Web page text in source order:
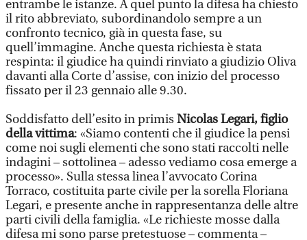
entrambe le istanze. A quel punto la difesa ha chiesto
il rito abbreviato, subordinandolo sempre a un
confronto tecnico, già in questa fase, su
quell’immagine. Anche questa richiesta è stata
respinta: il giudice ha quindi rinviato a giudizio Oliva
davanti alla Corte d’assise, con inizio del processo
fissato per il 23 gennaio alle 9.30.
Soddisfatto dell’esito in primisNicolas Legari, figlio
della vittima: «Siamo contenti che il giudice la pensi
come noi sugli elementi che sono stati raccolti nelle
indagini – sottolinea – adesso vediamo cosa emerge a
processo». Sulla stessa linea l’avvocato Corina
Torraco, costituita parte civile per la sorella Floriana
Legari, e presente anche in rappresentanza delle altre
parti civili della famiglia. «Le richieste mosse dalla
difesa mi sono parse pretestuose – commenta –